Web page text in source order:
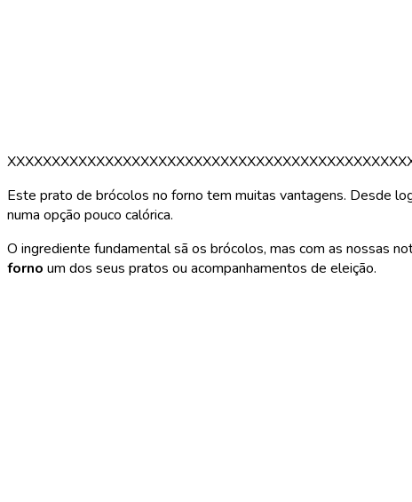
Este prato de brócolos no forno tem muitas vantagens. Desde
numa opção pouco calórica.
O ingrediente fundamental sã os brócolos, mas com as nossas
forno um dos seus pratos ou acompanhamentos de eleição.